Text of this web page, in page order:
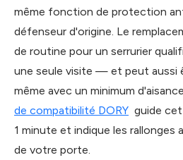
même fonction de protection
défenseur d'origine. Le
de routine pour un serrurier
une seule visite — et peut aussi
même avec un minimum
de compatibilité DORY guide
1 minute et indique les rallonges
de votre porte.